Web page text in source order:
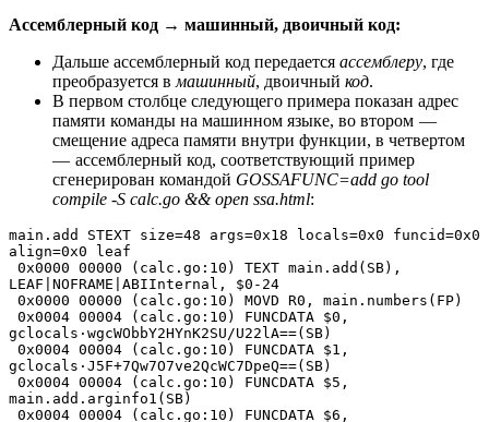
Ассемблерный код → машинный, двоичный код:
Дальше ассемблерный код передается ассемблеру, где
преобразуется вмашинный, двоичный код.
В первом столбце следующего примера показан адрес
памяти команды на машинном языке, во втором —
смещение адреса памяти внутри функции, в четвертом
— ассемблерный код, соответствующий пример
сгенерирован командой GOSSAFUNC=add go tool
compile -S calc.go && open ssa.html:
main.add STEXT size=48 args=0x18 locals=0x0 funcid=0x0
align=0x0 leaf
LEAF|NOFRAME|ABIInternal, $0-24
0x0000 00000 (calc.go:10) MOVD R0, main.numbers(FP)
gclocals·wgcWObbY2HYnK2SU/U22lA==(SB)
gclocals·J5F+7Qw7O7ve2QcWC7DpeQ==(SB)
main.add.arginfo1(SB)